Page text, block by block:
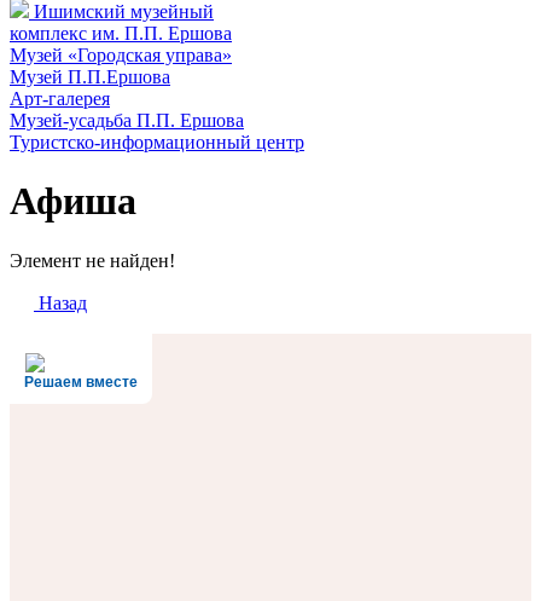
Ишимский музейный
комплекс им. П.П. Ершова
Музей «Городская управа»
Музей П.П.Ершова
Арт-галерея
Музей-усадьба П.П. Ершова
Туристско-информационный центр
Афиша
Элемент не найден!
Назад
Решаем вместе